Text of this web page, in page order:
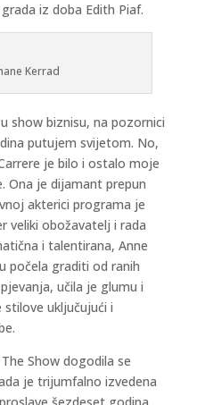
iz doba Edith Piaf.
Kerrad
show biznisu, na pozornici
putujem svijetom. No,
je bilo i ostalo moje
Ona je dijamant prepun
akterici programa je
veliki obožavatelj i rada
i talentirana, Anne
počela graditi od ranih
učila je glumu i
uključujući i
Show dogodila se
je trijumfalno izvedena